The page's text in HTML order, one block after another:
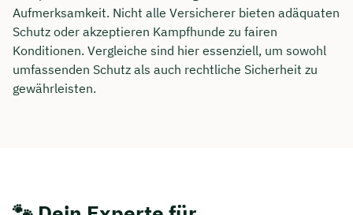
Aufmerksamkeit. Nicht alle Versicherer bieten adäquaten
Schutz oder akzeptieren Kampfhunde zu fairen
Konditionen. Vergleiche sind hier essenziell, um sowohl
umfassenden Schutz als auch rechtliche Sicherheit zu
gewährleisten.